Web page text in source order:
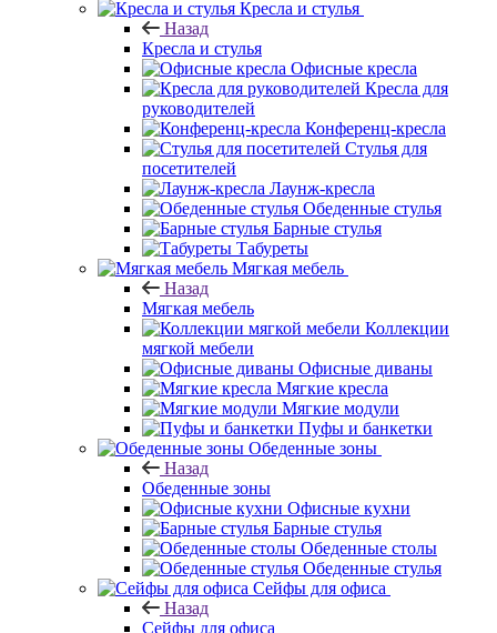
Кресла и стулья
Назад
Кресла и стулья
Офисные кресла
Кресла для
руководителей
Конференц-кресла
Стулья для
посетителей
Лаунж-кресла
Обеденные стулья
Барные стулья
Табуреты
Мягкая мебель
Назад
Мягкая мебель
Коллекции
мягкой мебели
Офисные диваны
Мягкие кресла
Мягкие модули
Пуфы и банкетки
Обеденные зоны
Назад
Обеденные зоны
Офисные кухни
Барные стулья
Обеденные столы
Обеденные стулья
Сейфы для офиса
Назад
Сейфы для офиса